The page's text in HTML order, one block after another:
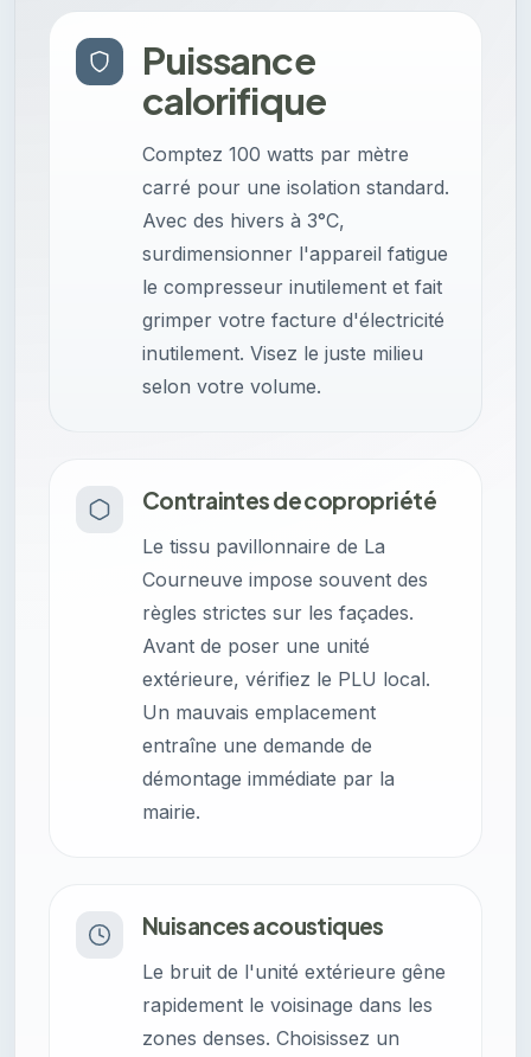
Puissance
calorifique
Comptez 100 watts par mètre
carré pour une isolation standard.
Avec des hivers à 3°C,
surdimensionner l'appareil fatigue
le compresseur inutilement et fait
grimper votre facture d'électricité
inutilement. Visez le juste milieu
selon votre volume.
Contraintes de copropriété
Le tissu pavillonnaire de La
Courneuve impose souvent des
règles strictes sur les façades.
Avant de poser une unité
extérieure, vérifiez le PLU local.
Un mauvais emplacement
entraîne une demande de
démontage immédiate par la
mairie.
Nuisances acoustiques
Le bruit de l'unité extérieure gêne
rapidement le voisinage dans les
zones denses. Choisissez un